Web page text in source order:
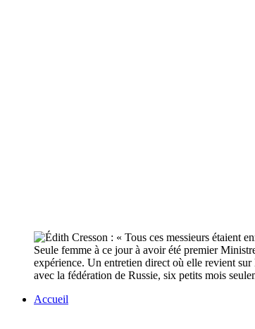
Seule femme à ce jour à avoir été premier
expérience. Un entretien direct où elle revient
avec la fédération de Russie, six petits mois
Accueil